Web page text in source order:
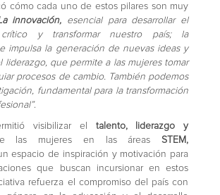
cómo cada uno de estos pilares son muy
innovación, esencial para desarrollar el
crítico y transformar nuestro país; la
impulsa la generación de nuevas ideas y
liderazgo, que permite a las mujeres tomar
procesos de cambio. También podemos
fundamental para la transformación
.
visibilizar el
talento, liderazgo y
las mujeres en las áreas STEM,
espacio de inspiración y motivación para
que buscan incursionar en estos
refuerza el compromiso del país con